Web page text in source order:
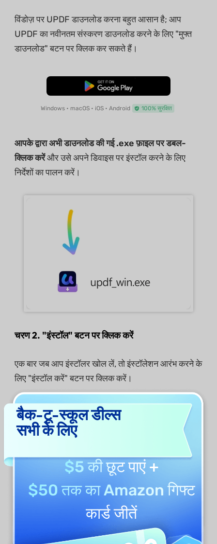
विंडोज़ पर UPDF डाउनलोड करना बहुत आसान है; आप
UPDF का नवीनतम संस्करण डाउनलोड करने के लिए "मुफ्त
डाउनलोड" बटन पर क्लिक कर सकते हैं।
मुफ्त डाउनलोड
Windows • macOS • iOS • Android 100% सुरक्षित
आपके द्वारा अभी डाउनलोड की गई .exe फ़ाइल पर डबल-
क्लिक करेंऔर उसे अपने डिवाइस पर इंस्टॉल करने के लिए
निर्देशों का पालन करें।
चरण 2. "इंस्टॉल" बटन पर क्लिक करें
एक बार जब आप इंस्टॉलर खोल लें, तो इंस्टॉलेशन आरंभ करने के
लिए "इंस्टॉल करें" बटन पर क्लिक करें।
बैक-टू-स्कूल डील्स
सभी के लिए
$5 की छूटपाएं +
$50 तक का Amazon गिफ्ट
कार्डजीतें